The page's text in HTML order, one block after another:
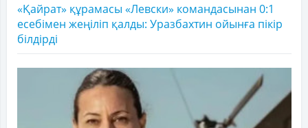
«Қайрат» құрамасы «Левски» командасынан 0:1
есебімен жеңіліп қалды: Уразбахтин ойынға пікір
білдірді